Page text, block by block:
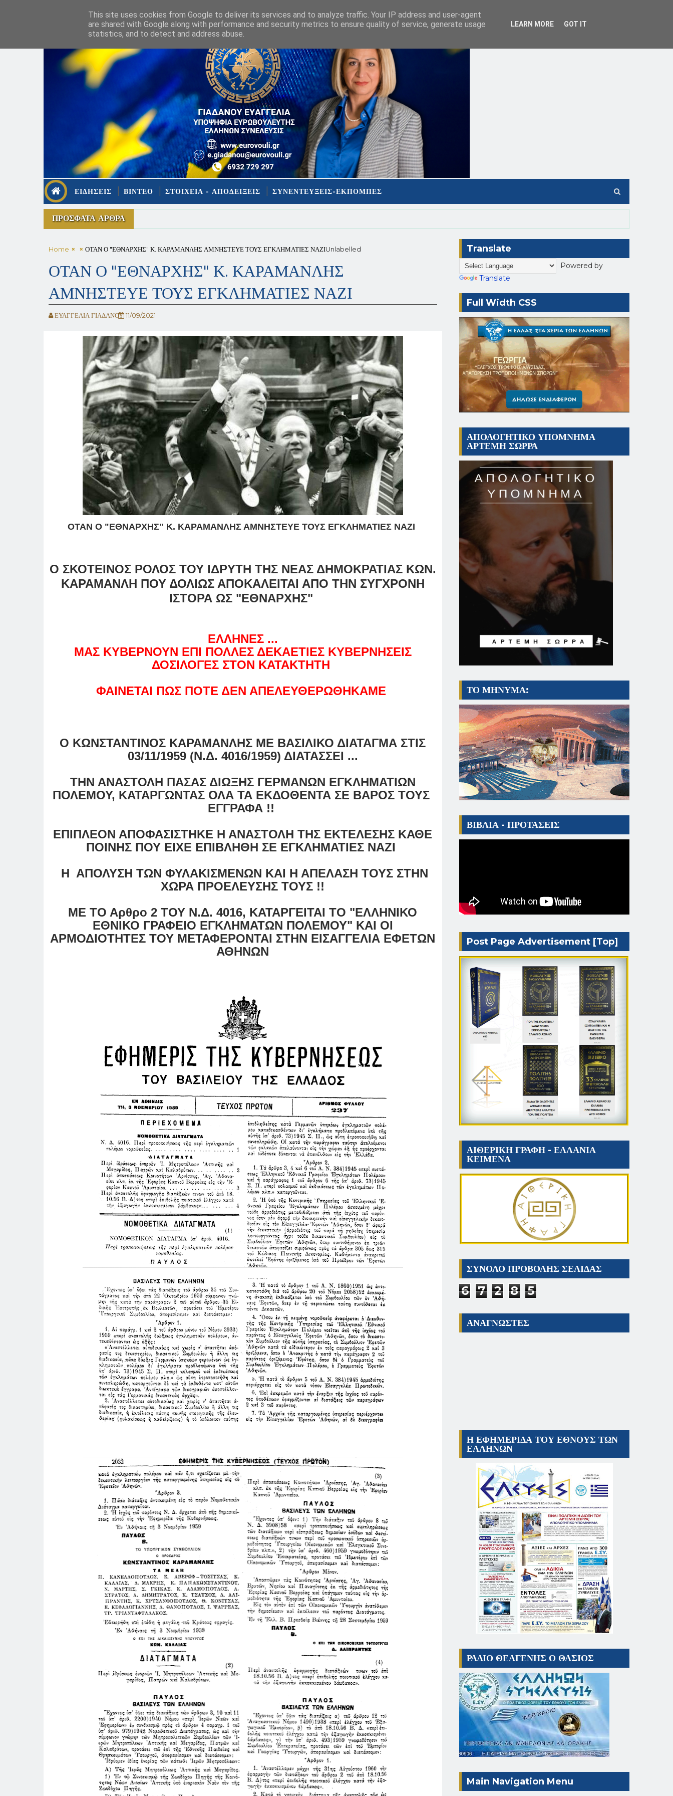
ΕΙΔΗΣΕΙΣ ΒΙΝΤΕΟ ΣΤΟΙΧΕΙΑ - ΑΠΟΔΕΙΞΕΙΣ ΣΥΝΕΝΤΕΥΞΕΙΣ-ΕΚΠΟΜΠΕΣ
ΠΡΟΣΦΑΤΑ ΑΡΘΡΑ
Home Unlabelled
ΟΤΑΝ Ο "ΕΘΝΑΡΧΗΣ" Κ. ΚΑΡΑΜΑΝΛΗΣ ΑΜΝΗΣΤΕΥΕ ΤΟΥΣ ΕΓΚΛΗΜΑΤΙΕΣ ΝΑΖΙ
ΟΤΑΝ Ο "ΕΘΝΑΡΧΗΣ" Κ. ΚΑΡΑΜΑΝΛΗΣ
ΑΜΝΗΣΤΕΥΕ ΤΟΥΣ ΕΓΚΛΗΜΑΤΙΕΣ ΝΑΖΙ
ΕΥΑΓΓΕΛΙΑ ΓΙΑΔΑΝΟΥ 11/09/2021
ΟΤΑΝ Ο "ΕΘΝΑΡΧΗΣ" Κ. ΚΑΡΑΜΑΝΛΗΣ ΑΜΝΗΣΤΕΥΕ ΤΟΥΣ ΕΓΚΛΗΜΑΤΙΕΣ ΝΑΖΙ
Ο ΣΚΟΤΕΙΝΟΣ ΡΟΛΟΣ ΤΟΥ ΙΔΡΥΤΗ ΤΗΣ ΝΕΑΣ ΔΗΜΟΚΡΑΤΙΑΣ ΚΩΝ.
ΚΑΡΑΜΑΝΛΗ ΠΟΥ ΔΟΛΙΩΣ ΑΠΟΚΑΛΕΙΤΑΙ ΑΠΟ ΤΗΝ ΣΥΓΧΡΟΝΗ
ΙΣΤΟΡΑ ΩΣ "ΕΘΝΑΡΧΗΣ"
ΕΛΛΗΝΕΣ ...
ΜΑΣ ΚΥΒΕΡΝΟΥΝ ΕΠΙ ΠΟΛΛΕΣ ΔΕΚΑΕΤΙΕΣ ΚΥΒΕΡΝΗΣΕΙΣ
ΔΟΣΙΛΟΓΕΣ ΣΤΟΝ ΚΑΤΑΚΤΗΤΗ
ΦΑΙΝΕΤΑΙ ΠΩΣ ΠΟΤΕ ΔΕΝ ΑΠΕΛΕΥΘΕΡΩΘΗΚΑΜΕ
Ο ΚΩΝΣΤΑΝΤΙΝΟΣ ΚΑΡΑΜΑΝΛΗΣ ΜΕ ΒΑΣΙΛΙΚΟ ΔΙΑΤΑΓΜΑ ΣΤΙΣ
03/11/1959 (Ν.Δ. 4016/1959) ΔΙΑΤΑΣΣΕΙ ...
ΤΗΝ ΑΝΑΣΤΟΛΗ ΠΑΣΑΣ ΔΙΩΞΗΣ ΓΕΡΜΑΝΩΝ ΕΓΚΛΗΜΑΤΙΩΝ
ΠΟΛΕΜΟΥ, ΚΑΤΑΡΓΩΝΤΑΣ ΟΛΑ ΤΑ ΕΚΔΟΘΕΝΤΑ ΣΕ ΒΑΡΟΣ ΤΟΥΣ
ΕΓΓΡΑΦΑ !!
ΕΠΙΠΛΕΟΝ ΑΠΟΦΑΣΙΣΤΗΚΕ Η ΑΝΑΣΤΟΛΗ ΤΗΣ ΕΚΤΕΛΕΣΗΣ ΚΑΘΕ
ΠΟΙΝΗΣ ΠΟΥ ΕΙΧΕ ΕΠΙΒΛΗΘΗ ΣΕ ΕΓΚΛΗΜΑΤΙΕΣ ΝΑΖΙ
Η ΑΠΟΛΥΣΗ ΤΩΝ ΦΥΛΑΚΙΣΜΕΝΩΝ ΚΑΙ Η ΑΠΕΛΑΣΗ ΤΟΥΣ ΣΤΗΝ
ΧΩΡΑ ΠΡΟΕΛΕΥΣΗΣ ΤΟΥΣ !!
ΜΕ ΤΟ Αρθρο 2 ΤΟΥ Ν.Δ. 4016, ΚΑΤΑΡΓΕΙΤΑΙ ΤΟ "ΕΛΛΗΝΙΚΟ
ΕΘΝΙΚΟ ΓΡΑΦΕΙΟ ΕΓΚΛΗΜΑΤΩΝ ΠΟΛΕΜΟΥ" ΚΑΙ ΟΙ
ΑΡΜΟΔΙΟΤΗΤΕΣ ΤΟΥ ΜΕΤΑΦΕΡΟΝΤΑΙ ΣΤΗΝ ΕΙΣΑΓΓΕΛΙΑ ΕΦΕΤΩΝ
ΑΘΗΝΩΝ
Translate
Powered by
Translate
Full Width CSS
ΑΠΟΛΟΓΗΤΙΚΟ ΥΠΟΜΝΗΜΑ
ΑΡΤΕΜΗ ΣΩΡΡΑ
ΤΟ ΜΗΝΥΜΑ:
ΒΙΒΛΙΑ - ΠΡΟΤΑΣΕΙΣ
Post Page Advertisement [Top]
ΑΙΘΕΡΙΚΗ ΓΡΑΦΗ - ΕΛΛΑΝΙΑ
ΚΕΙΜΕΝΑ
ΣΥΝΟΛΟ ΠΡΟΒΟΛΗΣ ΣΕΛΙΔΑΣ
6 7 2 8 5
ΑΝΑΓΝΩΣΤΕΣ
Η ΕΦΗΜΕΡΙΔΑ ΤΟΥ ΕΘΝΟΥΣ ΤΩΝ
ΕΛΛΗΝΩΝ
ΡΑΔΙΟ ΘΕΑΓΕΝΗΣ Ο ΘΑΣΙΟΣ
Main Navigation Menu
This site uses cookies from Google to deliver its services and to analyze traffic. Your IP address and user-agent
are shared with Google along with performance and security metrics to ensure quality of service, generate usage
statistics, and to detect and address abuse.
LEARN MORE GOT IT